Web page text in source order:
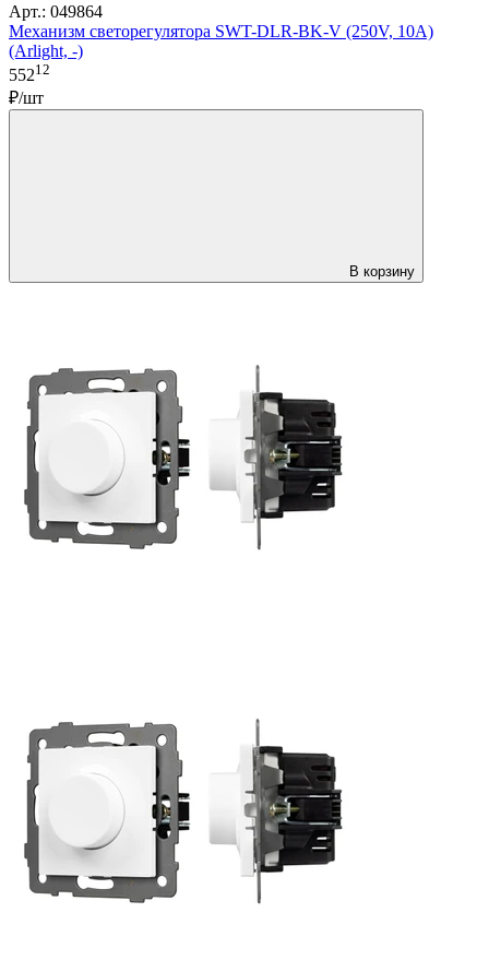
Арт.: 049864
Механизм светорегулятора SWT-DLR-BK-V (250V, 10A)
(Arlight, -)
55212
₽/шт
В корзину